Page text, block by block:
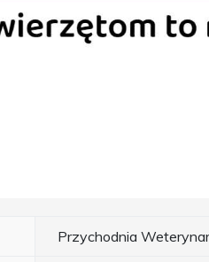
Przychodnia